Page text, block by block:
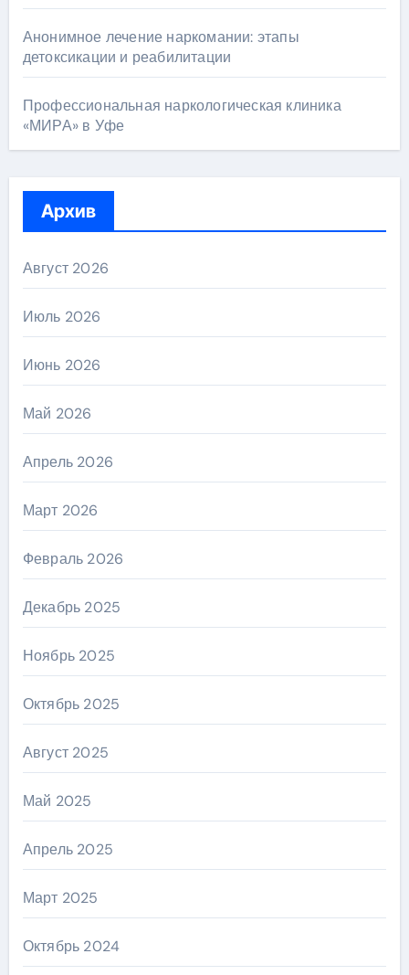
Анонимное лечение наркомании: этапы
детоксикации и реабилитации
Профессиональная наркологическая клиника
«МИРА» в Уфе
Архив
Август 2026
Июль 2026
Июнь 2026
Май 2026
Апрель 2026
Март 2026
Февраль 2026
Декабрь 2025
Ноябрь 2025
Октябрь 2025
Август 2025
Май 2025
Апрель 2025
Март 2025
Октябрь 2024